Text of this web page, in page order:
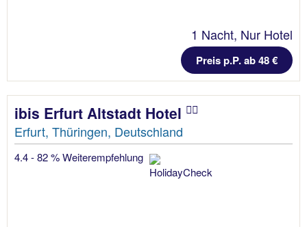
1 Nacht, Nur Hotel
Preis p.P. ab 48 €
ibis Erfurt Altstadt Hotel
Erfurt, Thüringen, Deutschland
4.4 - 82 % Weiterempfehlung